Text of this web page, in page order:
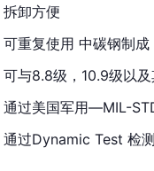
拆卸方便
可重复使用 中碳钢制成
可与8.8级，10.9级以
通过美国军用—MIL-
通过Dynamic Test 检